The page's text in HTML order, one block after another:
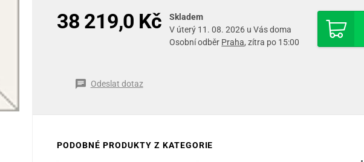
38 219,0 Kč
Skladem
V úterý 11. 08. 2026 u Vás doma
Osobní odběr Praha, zítra po 15:00
Odeslat dotaz
PODOBNÉ PRODUKTY Z KATEGORIE